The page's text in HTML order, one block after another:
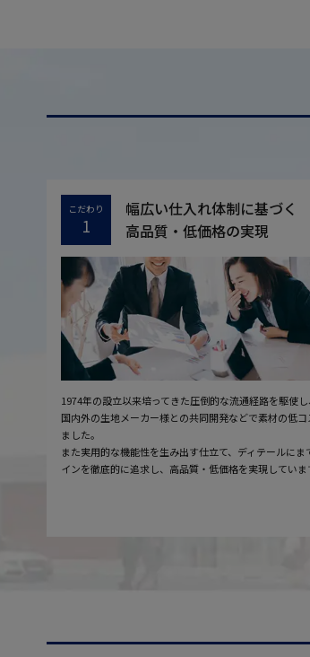
こだわり
1
幅広い仕入れ体制に基づく
高品質・低価格の実現
1974年の設立以来培ってきた圧倒的な流通経路を駆使
国内外の生地メーカー様との共同開発などで素材の低
ました。
また実用的な機能性を生み出す仕立て、ディテールに
インを徹底的に追求し、高品質・低価格を実現していま